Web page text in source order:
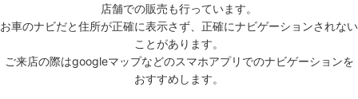
店舗での販売も行っています。
お車のナビだと住所が正確に表示さず、正確にナビゲーションされない
ことがあります。
ご来店の際はgoogleマップなどのスマホアプリでのナビゲーションを
おすすめします。